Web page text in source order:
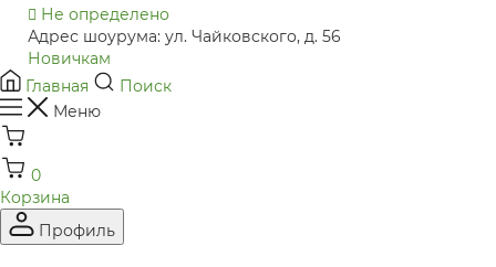
Не определено
Адрес шоурума: ул. Чайковского, д. 56
Новичкам
Главная
Поиск
Меню
0
Корзина
Профиль